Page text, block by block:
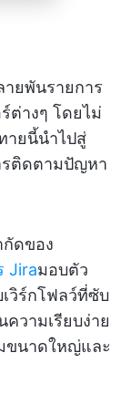
ยพันรายการ
ต่างๆ โดยไม่
ายนี้นำไปสู่
รติดตามปัญหา
กัดของ
Jiraมอบตัว
วิร์กโฟลว์ที่ซับ
วามเรียบง่าย
ขนาดใหญ่และ